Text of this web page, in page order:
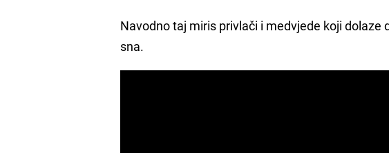
Navodno taj miris privlači i medvjede koji
sna.